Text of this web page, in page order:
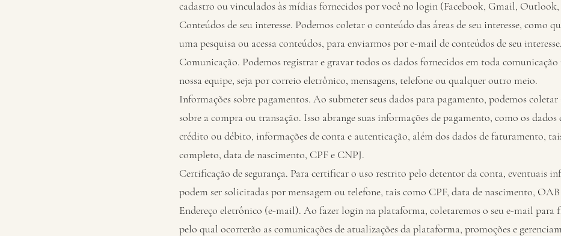
cadastro ou vinculados às mídias fornecidos por você no login (Facebook, Gmail,
Conteúdos de seu interesse. Podemos coletar o conteúdo das áreas de seu interesse, como
uma pesquisa ou acessa conteúdos, para enviarmos por e-mail de conteúdos de seu interesse.
Comunicação. Podemos registrar e gravar todos os dados fornecidos em toda
nossa equipe, seja por correio eletrônico, mensagens, telefone ou qualquer outro meio.
Informações sobre pagamentos. Ao submeter seus dados para pagamento, podemos
sobre a compra ou transação. Isso abrange suas informações de pagamento, como os dados
crédito ou débito, informações de conta e autenticação, além dos dados de faturamento,
completo, data de nascimento, CPF e CNPJ.
Certificação de segurança. Para certificar o uso restrito pelo detentor da conta, eventuais
podem ser solicitadas por mensagem ou telefone, tais como CPF, data de nascimento, OAB
Endereço eletrônico (e-mail). Ao fazer login na plataforma, coletaremos o seu e-mail para
pelo qual ocorrerão as comunicações de atualizações da plataforma, promoções e